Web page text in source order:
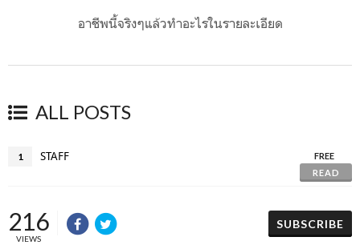
อาชีพนี้จริงๆแล้วทำอะไรในรายละเอียด
ALL POSTS
1 STAFF
FREE
READ
216
VIEWS
SUBSCRIBE